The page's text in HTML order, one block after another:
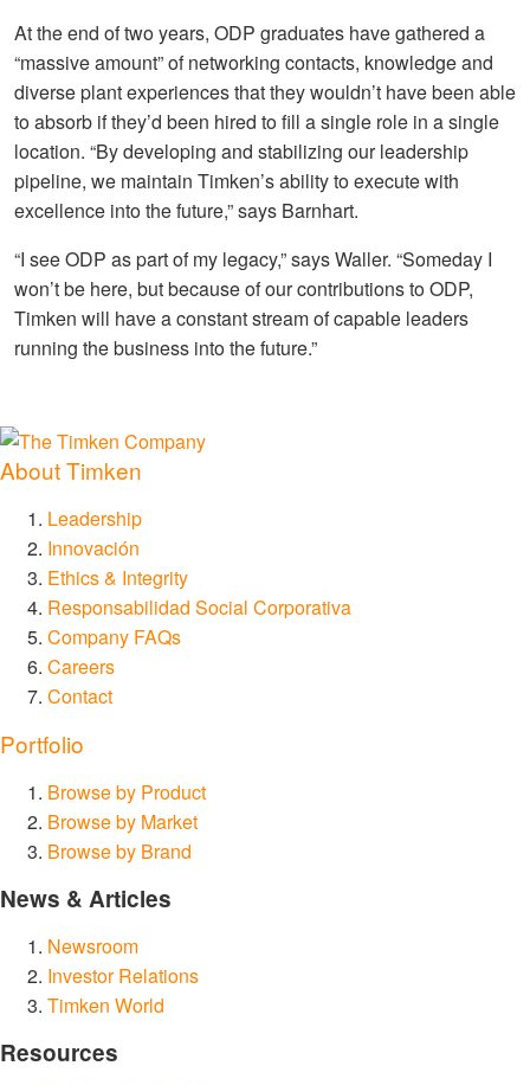
At the end of two years, ODP graduates have gathered a
“massive amount” of networking contacts, knowledge and
diverse plant experiences that they wouldn’t have been able
to absorb if they’d been hired to fill a single role in a single
location. “By developing and stabilizing our leadership
pipeline, we maintain Timken’s ability to execute with
excellence into the future,” says Barnhart.
“I see ODP as part of my legacy,” says Waller. “Someday I
won’t be here, but because of our contributions to ODP,
Timken will have a constant stream of capable leaders
running the business into the future.”
About Timken
Leadership
Innovación
Ethics & Integrity
Responsabilidad Social Corporativa
Company FAQs
Careers
Contact
Portfolio
Browse by Product
Browse by Market
Browse by Brand
News & Articles
Newsroom
Investor Relations
Timken World
Resources